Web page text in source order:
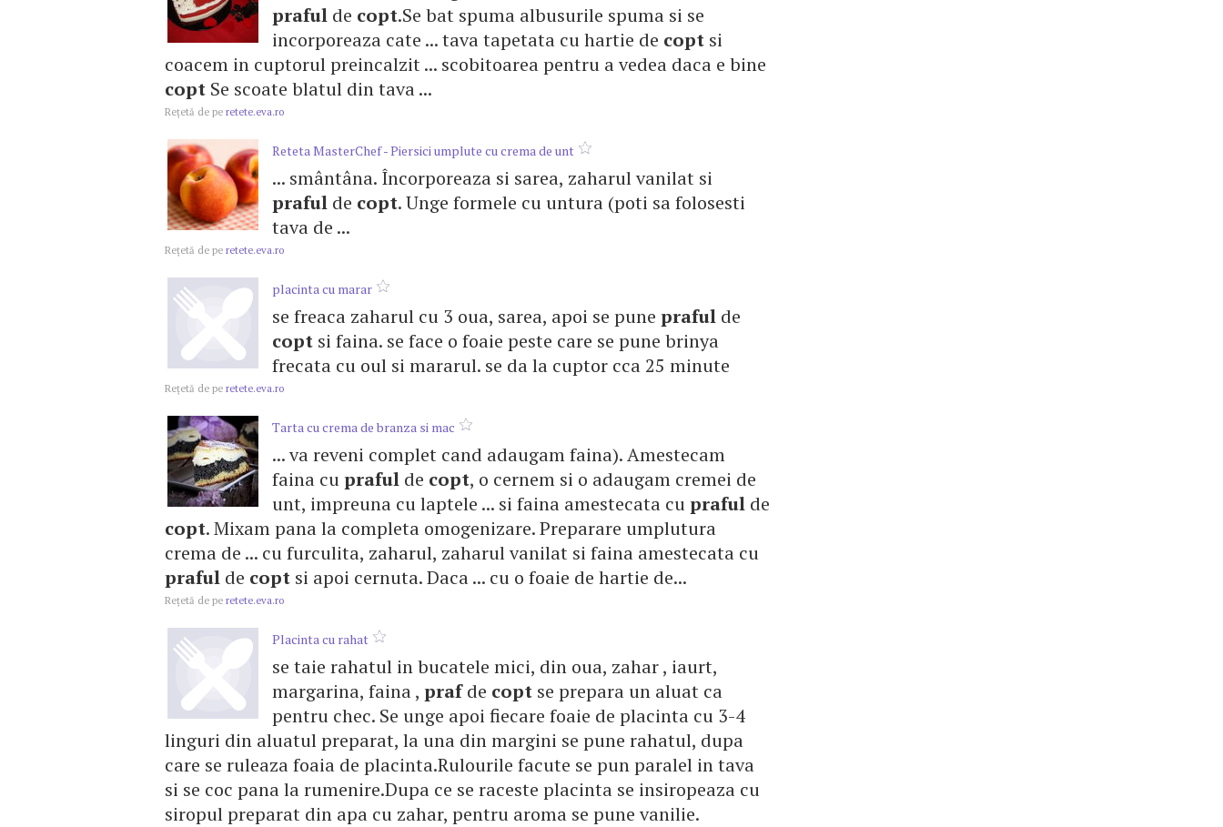
praful de copt.Se bat spuma albusurile spuma si se
incorporeaza cate ... tava tapetata cu hartie de copt si
coacem in cuptorul preincalzit ... scobitoarea pentru a vedea daca e bine
copt Se scoate blatul din tava ...
Reţetă de pe retete.eva.ro
Reteta MasterChef - Piersici umplute cu crema de unt
... smântâna. Încorporeaza si sarea, zaharul vanilat si
praful de copt. Unge formele cu untura (poti sa folosesti
tava de ...
Reţetă de pe retete.eva.ro
placinta cu marar
se freaca zaharul cu 3 oua, sarea, apoi se pune praful de
copt si faina. se face o foaie peste care se pune brinya
frecata cu oul si mararul. se da la cuptor cca 25 minute
Reţetă de pe retete.eva.ro
Tarta cu crema de branza si mac
... va reveni complet cand adaugam faina). Amestecam
faina cupraful de copt, o cernem si o adaugam cremei de
unt, impreuna cu laptele ... si faina amestecata cupraful de
copt. Mixam pana la completa omogenizare. Preparare umplutura
crema de ... cu furculita, zaharul, zaharul vanilat si faina amestecata cu
praful de copt si apoi cernuta. Daca ... cu o foaie de hartie de...
Reţetă de pe retete.eva.ro
Placinta cu rahat
se taie rahatul in bucatele mici, din oua, zahar , iaurt,
margarina, faina , prafde copt se prepara un aluat ca
pentru chec. Se unge apoi fiecare foaie de placinta cu 3-4
linguri din aluatul preparat, la una din margini se pune rahatul, dupa
care se ruleaza foaia de placinta.Rulourile facute se pun paralel in tava
si se coc pana la rumenire.Dupa ce se raceste placinta se insiropeaza cu
siropul preparat din apa cu zahar, pentru aroma se pune vanilie.